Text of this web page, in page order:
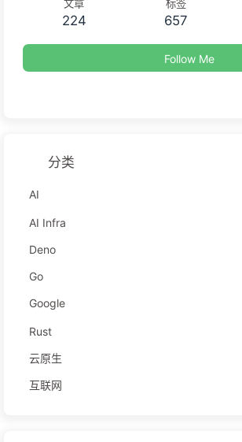
文章
224
标签
657
Follow Me
分类
AI
AI Infra
Deno
Go
Google
Rust
云原生
互联网